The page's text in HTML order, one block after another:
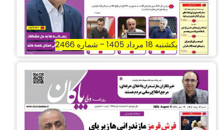
یکشنبه 18 مرداد 1405 – شماره 2466